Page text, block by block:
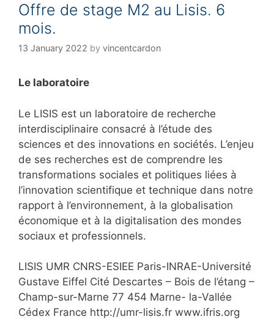
o
i
e
Offre de stage M2 au Lisis. 6
mois.
13 January 2022 by vincentcardon
Le laboratoire
Le LISIS est un laboratoire de recherche
interdisciplinaire consacré à l’étude des
sciences et des innovations en sociétés. L’enjeu
de ses recherches est de comprendre les
transformations sociales et politiques liées à
l’innovation scientifique et technique dans notre
rapport à l’environnement, à la globalisation
économique et à la digitalisation des mondes
sociaux et professionnels.
LISIS UMR CNRS-ESIEE Paris-INRAE-Université
Gustave Eiffel Cité Descartes – Bois de l’étang –
Champ-sur-Marne 77 454 Marne- la-Vallée
Cédex France http://umr-lisis.fr www.ifris.org